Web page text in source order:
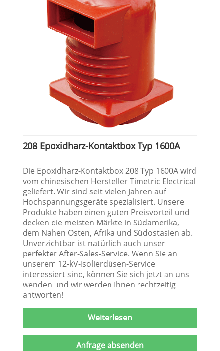
208 Epoxidharz-Kontaktbox Typ 1600A
Die Epoxidharz-Kontaktbox 208 Typ 1600A wird
vom chinesischen Hersteller Timetric Electrical
geliefert. Wir sind seit vielen Jahren auf
Hochspannungsgeräte spezialisiert. Unsere
Produkte haben einen guten Preisvorteil und
decken die meisten Märkte in Südamerika,
dem Nahen Osten, Afrika und Südostasien ab.
Unverzichtbar ist natürlich auch unser
perfekter After-Sales-Service. Wenn Sie an
unserem 12-kV-Isolierdüsen-Service
interessiert sind, können Sie sich jetzt an uns
wenden und wir werden Ihnen rechtzeitig
antworten!
Weiterlesen
Anfrage absenden